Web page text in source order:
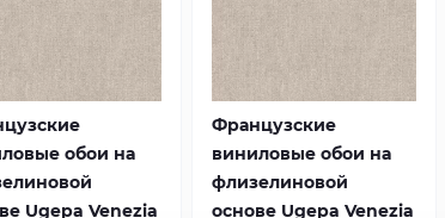
обои на
Ugepa Venezia
Французские
виниловые обои на
флизелиновой
основе Ugepa Venezia